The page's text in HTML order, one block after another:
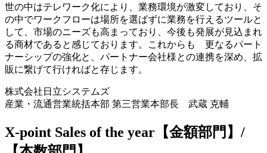
世の中はテレワーク化により、業務環境が激変しており、そ
の中でワークフローは場所を選ばずに業務を行えるツールと
して、市場のニーズも高まっており、今後も発展が見込まれ
る商材であると感じております。これからも 更なるパート
ナーシップの強化と、パートナー会社様との連携を深め、拡
販に繋げて行ければと存じます。
株式会社日立システムズ
産業・流通営業統括本部 第三営業本部長 武蔵 克輔
X-point Sales of the year【金額部門】/